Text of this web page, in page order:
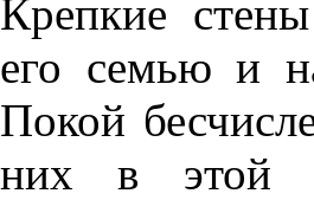
Крепкие
его семью и
Покой
них в этой